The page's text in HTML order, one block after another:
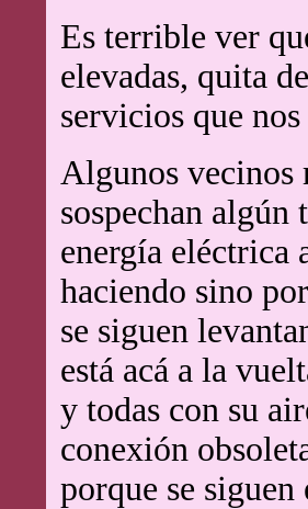
Es terrible ver
elevadas, quita
servicios que
Algunos vecinos
sospechan
energía eléctrica
haciendo sino
se siguen
está acá a la
y todas con su
conexión
porque se